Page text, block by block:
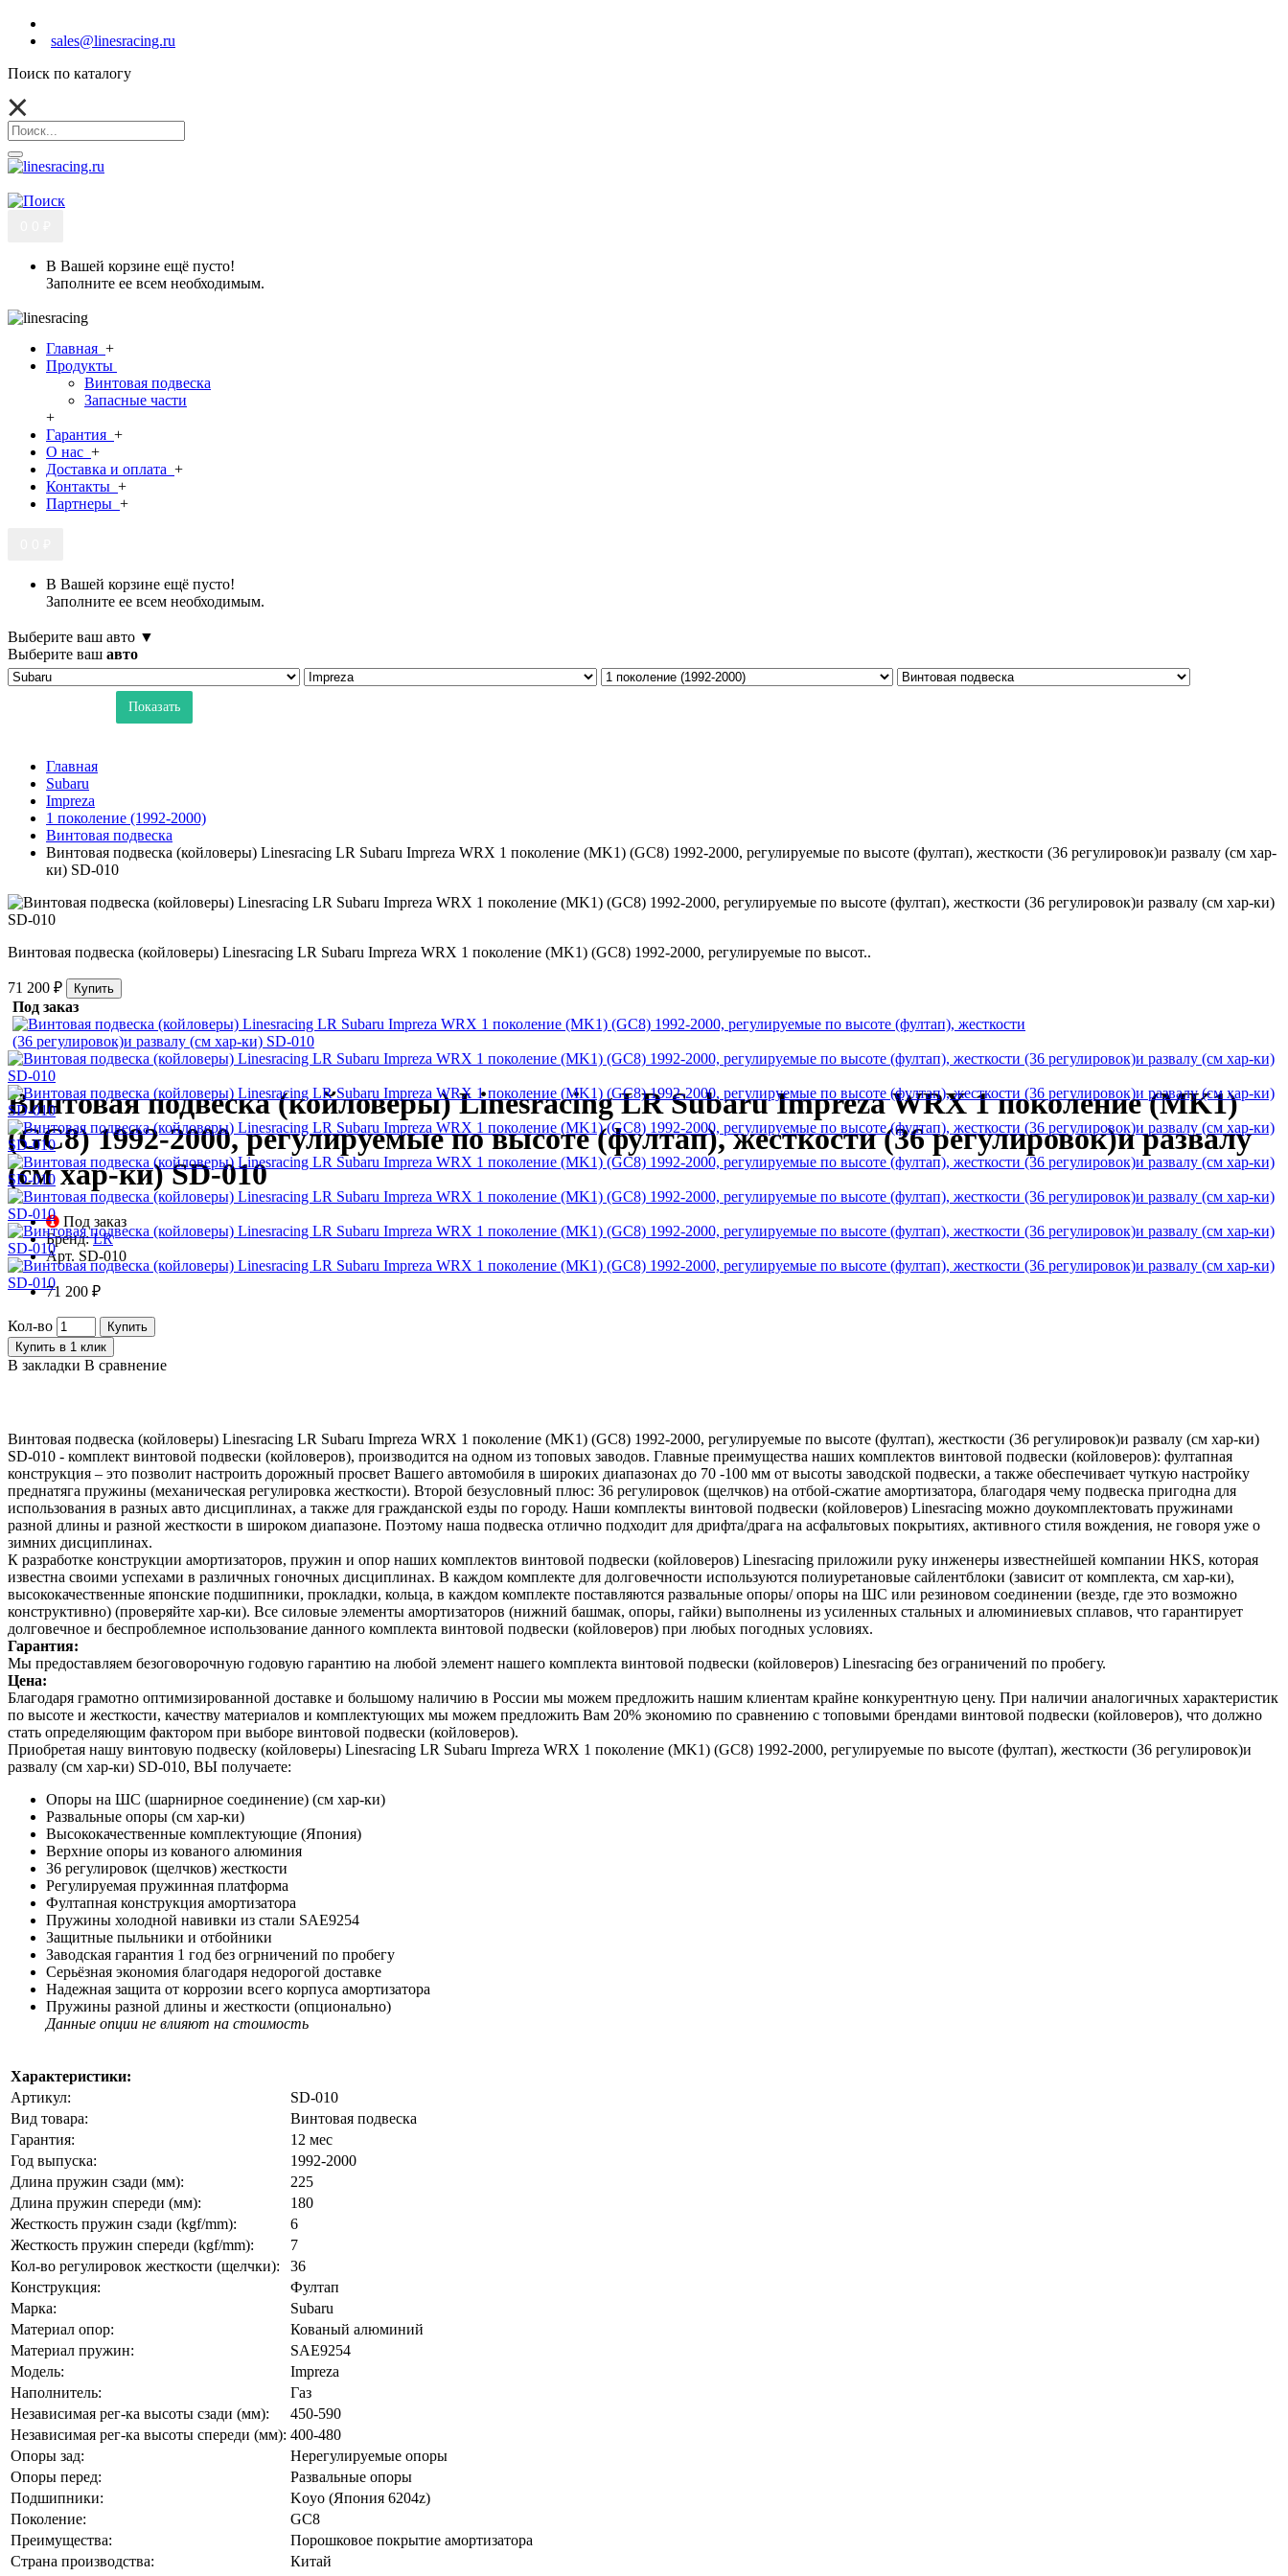
sales@linesracing.ru
Поиск по каталогу
В Вашей корзине ещё пусто!
Заполните ее всем необходимым.
Главная +
Продукты
Винтовая подвеска
Запасные части
+
Гарантия +
О нас +
Доставка и оплата +
Контакты +
Партнеры +
В Вашей корзине ещё пусто!
Заполните ее всем необходимым.
Выберите ваш авто ▼
Выберите ваш авто
Показать
Главная
Subaru
Impreza
1 поколение (1992-2000)
Винтовая подвеска
Винтовая подвеска (койловеры) Linesracing LR Subaru Impreza WRX 1 поколение (MK1) (GC8) 1992-2000, регулируемые по высоте (фултап), жесткости (36 регулировок)и развалу (см хар-
ки) SD-010
Винтовая подвеска (койловеры) Linesracing LR Subaru Impreza WRX 1 поколение (MK1) (GC8) 1992-2000, регулируемые по высот..
71 200 ₽ Купить
Под заказ
Винтовая подвеска (койловеры) Linesracing LR Subaru Impreza WRX 1 поколение (MK1)
(GC8) 1992-2000, регулируемые по высоте (фултап), жесткости (36 регулировок)и развалу
(см хар-ки) SD-010
Под заказ
Бренд:LR
Арт. SD-010
71 200 ₽
Кол-во
Купить
Купить в 1 клик
В закладки В сравнение
Винтовая подвеска (койловеры) Linesracing LR Subaru Impreza WRX 1 поколение (MK1) (GC8) 1992-2000, регулируемые по высоте (фултап), жесткости (36 регулировок)и развалу (см хар-ки)
SD-010 - комплект винтовой подвески (койловеров), производится на одном из топовых заводов. Главные преимущества наших комплектов винтовой подвески (койловеров): фултапная
конструкция – это позволит настроить дорожный просвет Вашего автомобиля в широких диапазонах до 70 -100 мм от высоты заводской подвески, а также обеспечивает чуткую настройку
преднатяга пружины (механическая регулировка жесткости). Второй безусловный плюс: 36 регулировок (щелчков) на отбой-сжатие амортизатора, благодаря чему подвеска пригодна для
использования в разных авто дисциплинах, а также для гражданской езды по городу. Наши комплекты винтовой подвески (койловеров) Linesracing можно доукомплектовать пружинами
разной длины и разной жесткости в широком диапазоне. Поэтому наша подвеска отлично подходит для дрифта/драга на асфальтовых покрытиях, активного стиля вождения, не говоря уже о
зимних дисциплинах.
К разработке конструкции амортизаторов, пружин и опор наших комплектов винтовой подвески (койловеров) Linesracing приложили руку инженеры известнейшей компании HKS, которая
известна своими успехами в различных гоночных дисциплинах. В каждом комплекте для долговечности используются полиуретановые сайлентблоки (зависит от комплекта, см хар-ки),
высококачественные японские подшипники, прокладки, кольца, в каждом комплекте поставляются развальные опоры/ опоры на ШС или резиновом соединении (везде, где это возможно
конструктивно) (проверяйте хар-ки). Все силовые элементы амортизаторов (нижний башмак, опоры, гайки) выполнены из усиленных стальных и алюминиевых сплавов, что гарантирует
долговечное и беспроблемное использование данного комплекта винтовой подвески (койловеров) при любых погодных условиях.
Гарантия:
Мы предоставляем безоговорочную годовую гарантию на любой элемент нашего комплекта винтовой подвески (койловеров) Linesracing без ограничений по пробегу.
Цена:
Благодаря грамотно оптимизированной доставке и большому наличию в России мы можем предложить нашим клиентам крайне конкурентную цену. При наличии аналогичных характеристик
по высоте и жесткости, качеству материалов и комплектующих мы можем предложить Вам 20% экономию по сравнению с топовыми брендами винтовой подвески (койловеров), что должно
стать определяющим фактором при выборе винтовой подвески (койловеров).
Приобретая нашу винтовую подвеску (койловеры) Linesracing LR Subaru Impreza WRX 1 поколение (MK1) (GC8) 1992-2000, регулируемые по высоте (фултап), жесткости (36 регулировок)и
развалу (см хар-ки) SD-010, ВЫ получаете:
Опоры на ШС (шарнирное соединение) (см хар-ки)
Развальные опоры (см хар-ки)
Высококачественные комплектующие (Япония)
Верхние опоры из кованого алюминия
36 регулировок (щелчков) жесткости
Регулируемая пружинная платформа
Фултапная конструкция амортизатора
Пружины холодной навивки из стали SAE9254
Защитные пыльники и отбойники
Заводская гарантия 1 год без огрничений по пробегу
Серьёзная экономия благодаря недорогой доставке
Надежная защита от коррозии всего корпуса амортизатора
Пружины разной длины и жесткости (опционально)
Данные опции не влияют на стоимость
Характеристики:
Артикул:
SD-010
Вид товара:
Винтовая подвеска
Гарантия:
12 мес
Год выпуска:
1992-2000
Длина пружин сзади (мм):
225
Длина пружин спереди (мм):
180
Жесткость пружин сзади (kgf/mm):
6
Жесткость пружин спереди (kgf/mm):
7
Кол-во регулировок жесткости (щелчки):
36
Конструкция:
Фултап
Марка:
Subaru
Материал опор:
Кованый алюминий
Материал пружин:
SAE9254
Модель:
Impreza
Наполнитель:
Газ
Независимая рег-ка высоты сзади (мм):
450-590
Независимая рег-ка высоты спереди (мм): 400-480
Опоры зад:
Нерегулируемые опоры
Опоры перед:
Развальные опоры
Подшипники:
Koyo (Япония 6204z)
Поколение:
GC8
Преимущества:
Порошковое покрытие амортизатора
Страна производства:
Китай